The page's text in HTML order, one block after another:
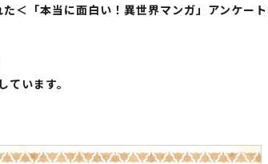
＜「本当に面白い！異世界マンガ」アンケー
います。